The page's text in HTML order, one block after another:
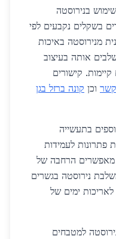
בנירוסטה
בשקלים נקבעים לפי
מנירוסטה באיכות
אותה בעיצוב
קישורים
וכן קונה ברזל בגן
בתעשייה
פתרונות לעמידות
מאפשרים הרחבה של
נירוסטה בגשרים
ימים של
למטבחים